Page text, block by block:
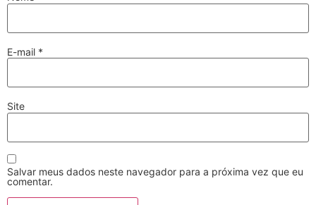
E-mail *
Site
Salvar meus dados neste navegador para a próxima vez que eu
comentar.